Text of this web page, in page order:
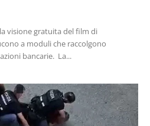
visione gratuita del film di
a moduli che raccolgono
credenziali personali e informazioni bancarie. La...